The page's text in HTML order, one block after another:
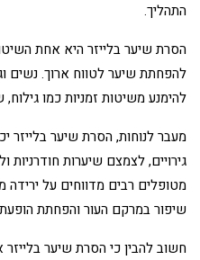
התהליך.
הסרת שיער בלייזר היא אחת
להפחתת שיער לטווח ארוך. נשים
להימנע משיטות זמניות כמו
מעבר לנוחות, הסרת שיער
גירויים, לצמצם שיערות חודרניות
מטופלים רבים מדווחים על
שיפור במרקם העור והפחתת
חשוב להבין כי הסרת שיער